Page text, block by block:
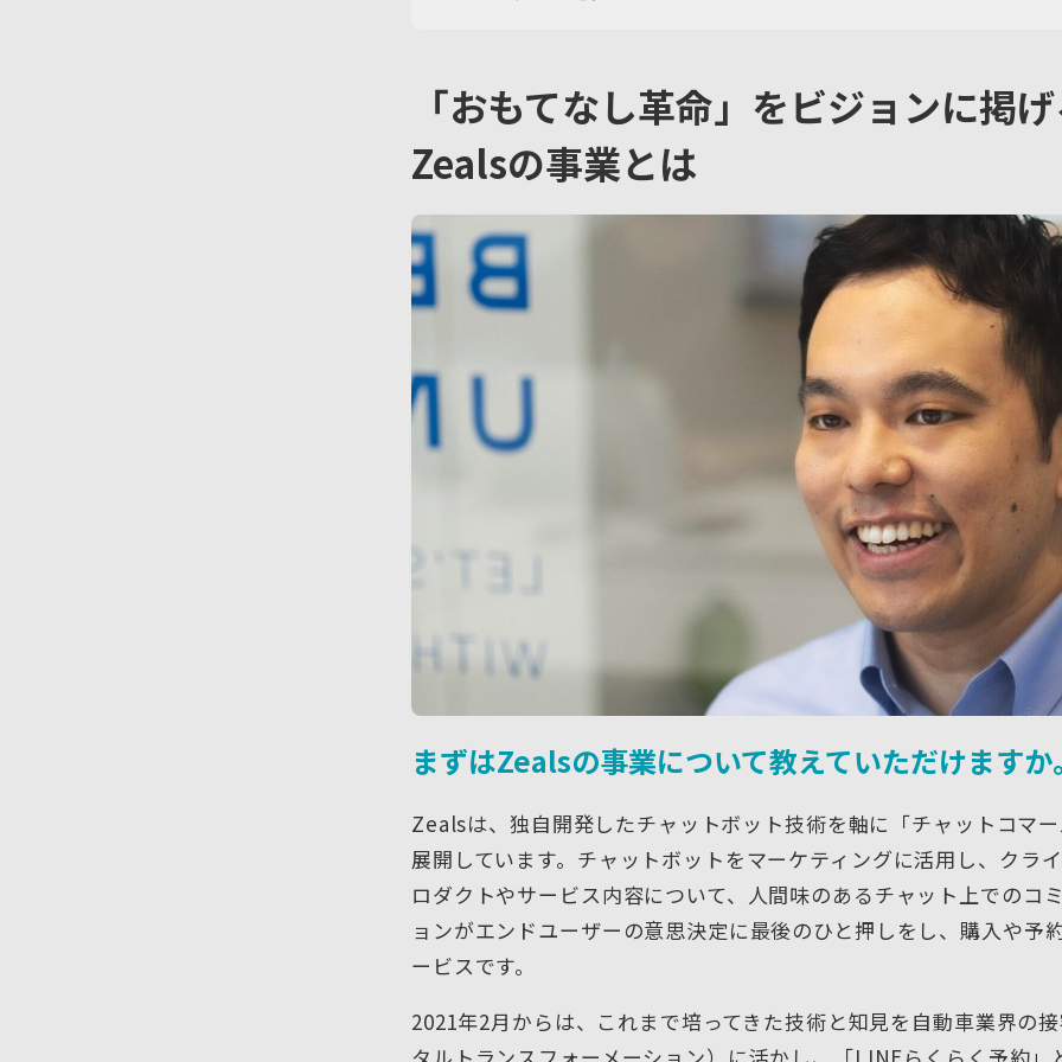
「おもてなし革命」をビジョンに掲
Zealsの事業とは
まずはZealsの事業について教えていただけますか
Zealsは、独自開発したチャットボット技術を軸に「チャットコマ
展開しています。チャットボットをマーケティングに活用し、クラ
ロダクトやサービス内容について、人間味のあるチャット上でのコ
ョンがエンドユーザーの意思決定に最後のひと押しをし、購入や予
ービスです。
2021年2月からは、これまで培ってきた技術と知見を自動車業界の